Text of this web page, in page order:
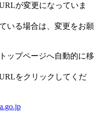
が変更になっていま
いる場合は、変更をお願
ップページへ自動的に移
をクリックしてくだ